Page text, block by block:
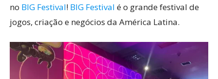
no BIG Festival! BIG Festival é o grande festival de
jogos, criação e negócios da América Latina.